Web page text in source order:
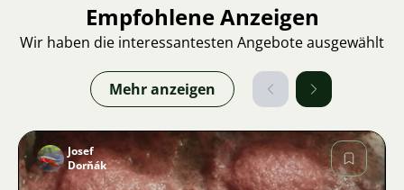
Empfohlene Anzeigen
Wir haben die interessantesten Angebote ausgewählt
Mehr anzeigen
Josef
Dorňák